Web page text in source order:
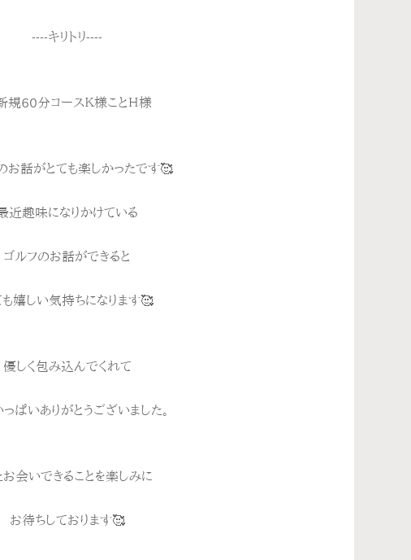
----キリトリ----
規60分コースＫ様ことＨ様
お話がとても楽しかったです🥰
近趣味になりかけている
ゴルフのお話ができると
も嬉しい気持ちになります🥰
優しく包み込んでくれて
ぱいありがとうございました。
お会いできることを楽しみに
お待ちしております🥰